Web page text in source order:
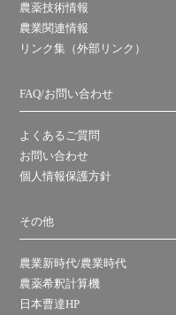
農薬技術情報
農業関連情報
リンク集（外部リンク）
FAQ/お問い合わせ
よくあるご質問
お問い合わせ
個人情報保護方針
その他
農業新時代/農業時代
農薬希釈計算機
日本曹達HP